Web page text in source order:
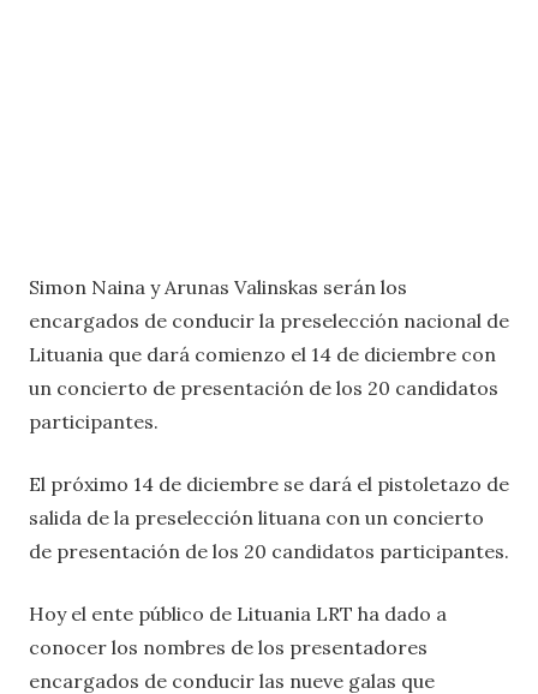
Simon Naina y Arunas Valinskas serán los
encargados de conducir la preselección nacional de
Lituania que dará comienzo el 14 de diciembre con
un concierto de presentación de los 20 candidatos
participantes.
El próximo 14 de diciembre se dará el pistoletazo de
salida de la preselección lituana con un concierto
de presentación de los 20 candidatos participantes.
Hoy el ente público de Lituania LRT ha dado a
conocer los nombres de los presentadores
encargados de conducir las nueve galas que